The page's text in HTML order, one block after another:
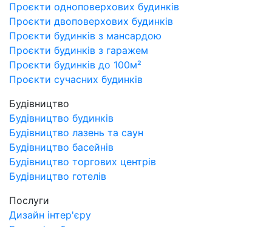
Проєкти одноповерхових будинків
Проєкти двоповерхових будинків
Проєкти будинків з мансардою
Проєкти будинків з гаражем
Проєкти будинків до 100м²
Проєкти сучасних будинків
Будівництво
Будівництво будинків
Будівництво лазень та саун
Будівництво басейнів
Будівництво торгових центрів
Будівництво готелів
Послуги
Дизайн інтер'єру